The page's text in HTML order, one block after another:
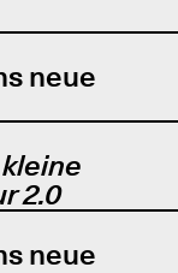
neue
2.0
neue